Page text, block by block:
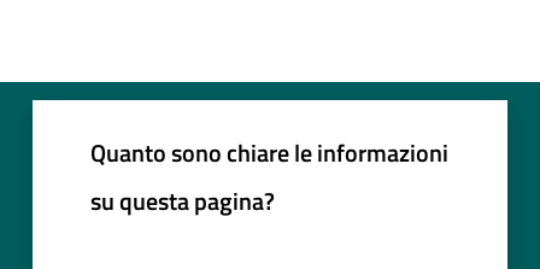
Quanto sono chiare le informazioni
su questa pagina?